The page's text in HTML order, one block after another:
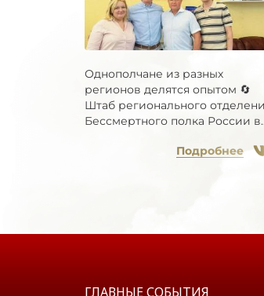
Однополчане из разных
регионов делятся опытом 🔄
Штаб регионального
Бессмертного полка России
Подробнее
ГЛАВНЫЕ СОБЫТИЯ